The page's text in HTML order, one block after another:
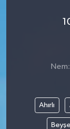
Ahırlı